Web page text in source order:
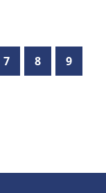
7 8 9